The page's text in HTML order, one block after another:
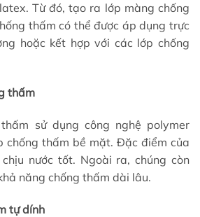
Từ đó, tạo ra lớp màng chống
thấm có thể được áp dụng trực
hoặc kết hợp với các lớp chống
thấm
sử dụng công nghệ polymer
chống thấm bề mặt. Đặc điểm của
nước tốt. Ngoài ra, chúng còn
năng chống thấm dài lâu.
tự dính